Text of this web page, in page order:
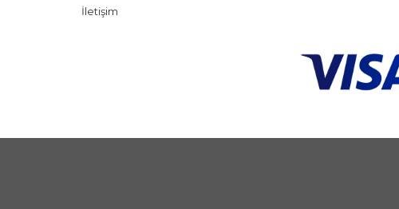
İletişim